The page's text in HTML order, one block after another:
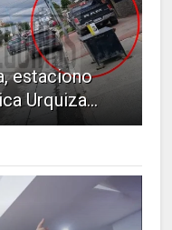
estaciono
Urquiza...